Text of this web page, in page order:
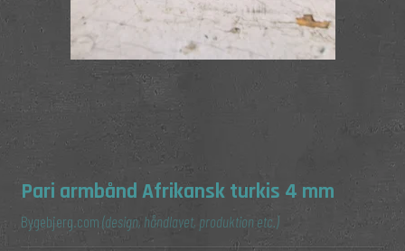
Pari armbånd Afrikansk turkis 4 mm
Bygebjerg.com(design, håndlavet, produktion etc.)